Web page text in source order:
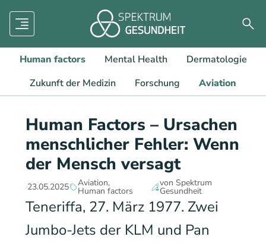
Menü
Human factors Mental Health
Dermatologie
Zukunft der Medizin
Forschung Aviation
Human Factors – Ursachen
menschlicher Fehler: Wenn
der Mensch versagt
23.05.2025 Aviation
Human factors
von Spektrum
Gesundheit
Teneriffa, 27. März 1977. Zwei
Jumbo-Jets der KLM und Pan